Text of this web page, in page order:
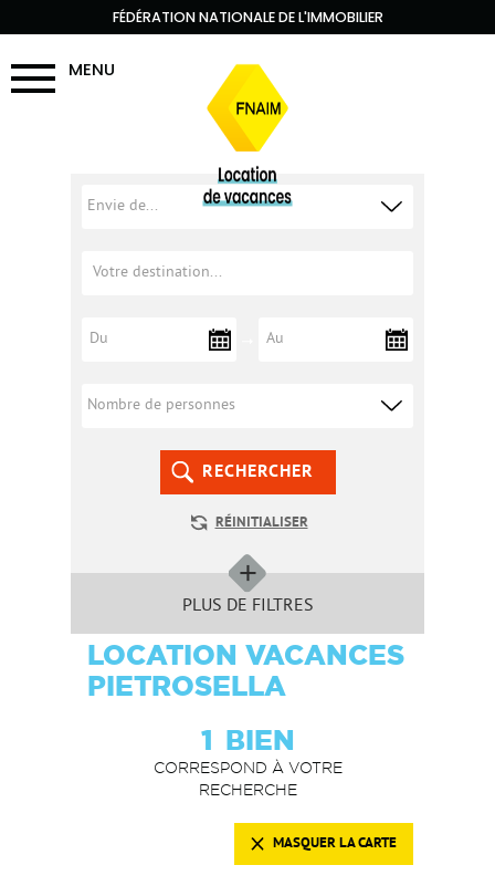
FÉDÉRATION NATIONALE DE L'IMMOBILIER
MENU
RECHERCHER
RÉINITIALISER
PLUS DE FILTRES
LOCATION VACANCES
PIETROSELLA
1 BIEN
CORRESPOND À VOTRE
RECHERCHE
MASQUER LA CARTE